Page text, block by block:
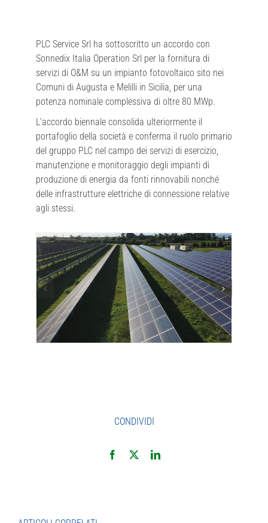
PLC Service Srl ha sottoscritto un accordo con
Sonnedix Italia Operation Srl per la fornitura di
servizi di O&M su un impianto fotovoltaico sito nei
Comuni di Augusta e Melilli in Sicilia, per una
potenza nominale complessiva di oltre 80 MWp.
L’accordo biennale consolida ulteriormente il
portafoglio della società e conferma il ruolo primario
del gruppo PLC nel campo dei servizi di esercizio,
manutenzione e monitoraggio degli impianti di
produzione di energia da fonti rinnovabili nonché
delle infrastrutture elettriche di connessione relative
agli stessi.
CONDIVIDI